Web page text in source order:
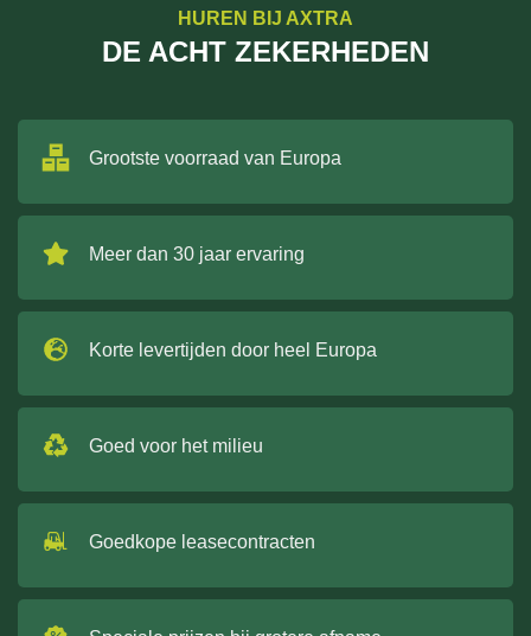
HUREN BIJ AXTRA
DE ACHT ZEKERHEDEN
Grootste voorraad van Europa
Meer dan 30 jaar ervaring
Korte levertijden door heel Europa
Goed voor het milieu
Goedkope leasecontracten